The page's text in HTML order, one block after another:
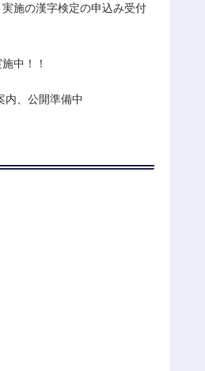
施の漢字検定の申込み受付
中！！
内、公開準備中